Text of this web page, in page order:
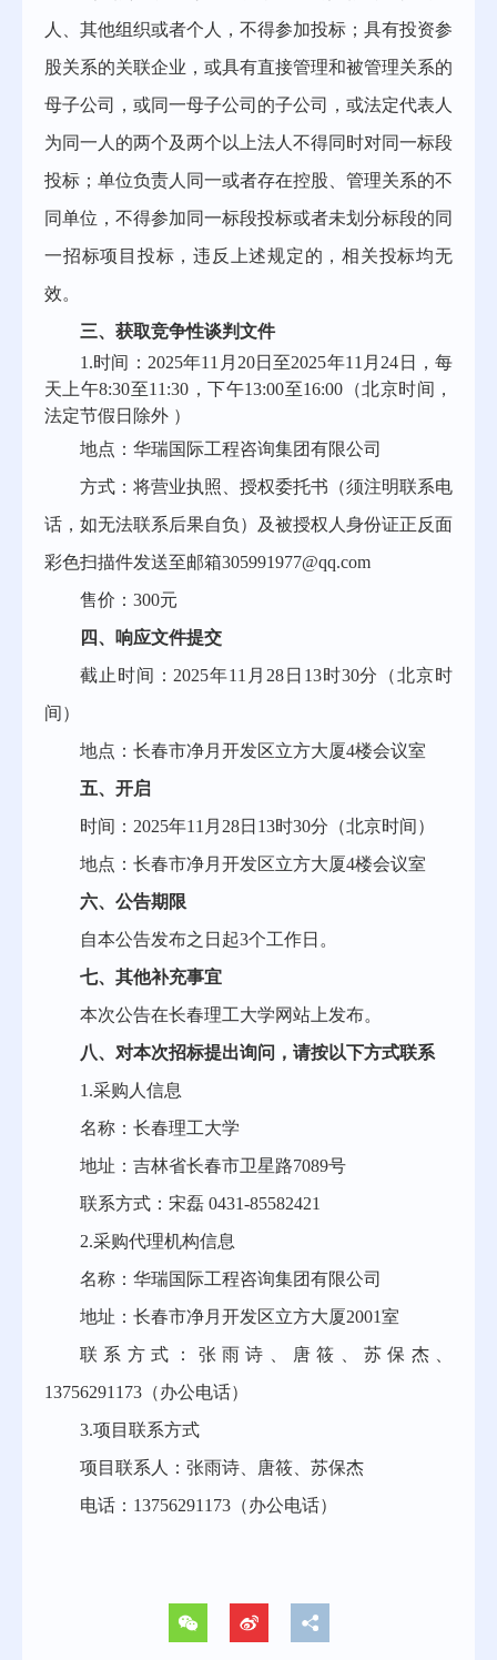
人、其他组织或者个人，不得参加投标；具有投资参
股关系的关联企业，或具有直接管理和被管理关系的
母子公司，或同一母子公司的子公司，或法定代表人
为同一人的两个及两个以上法人不得同时对同一标段
投标；单位负责人同一或者存在控股、管理关系的不
同单位，不得参加同一标段投标或者未划分标段的同
一招标项目投标，违反上述规定的，相关投标均无
效。
三、获取竞争性谈判文件
1.时间： 2025年11 月 20日至2025年11 月 24 日，每
天上午8:30至11:30，下午13:00至16:00（北京时间，
法定节假日除外 ）
地点： 华瑞国际工程咨询集团有限公司
方式：将营业执照、授权委托书 （须注明联系电
话，如无法联系后果自负 ）
及被授权人身份证正反面
彩色扫描件发送至邮箱305991977@qq.com
售价： 300元
四、响应文件提交
截止时间： 2025年11月 28 日 13时30分
（北京时
间）
地点：长春市净月开发区立方大厦4楼会议室
五、开启
时间： 2025年11月 28日 13时30分 （北京时间）
地点：长春市净月开发区立方大厦4楼会议室
六、公告期限
自本公告发布之日起3个工作日。
七、 其他补充事宜
本次公告在长春理工大学网站上发布。
八、对本次招标提出询问，请按以下方式联系
1.采购人信息
名称：长春理工大学
地址：吉林省长春市卫星路7089号
联系方式：宋磊 0431-85582421
2.采购代理机构信息
名称：华瑞国际工程咨询集团有限公司
地址： 长春市净月开发区立方大厦2001室
联系方式：张雨诗、唐筱、 苏保杰
13756291173（办公电话）
3.项目联系方式
项目联系人：张雨诗、唐筱、 苏保杰
电话： 13756291173（办公电话）